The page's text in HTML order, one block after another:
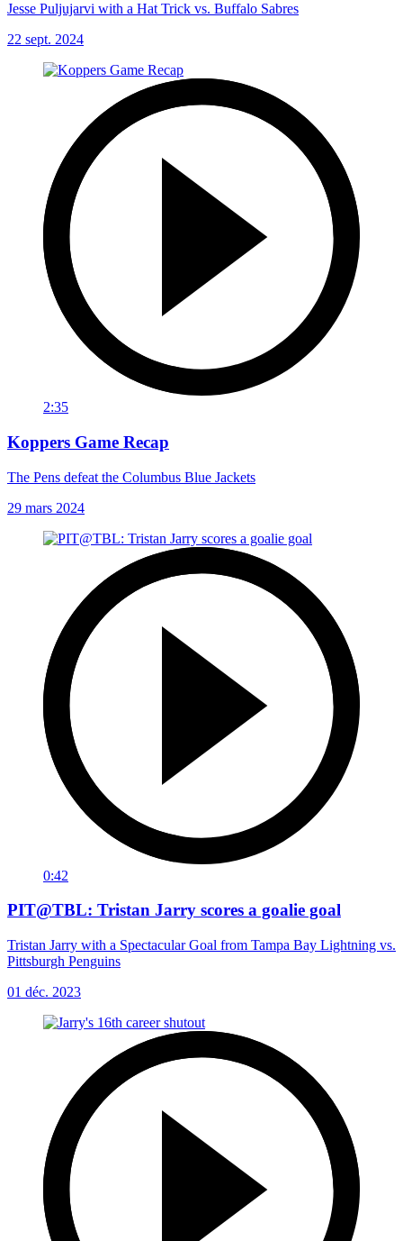
Jesse Puljujarvi with a Hat Trick vs. Buffalo Sabres
22 sept. 2024
2:35
Koppers Game Recap
The Pens defeat the Columbus Blue Jackets
29 mars 2024
0:42
PIT@TBL: Tristan Jarry scores a goalie goal
Tristan Jarry with a Spectacular Goal from Tampa Bay Lightning vs.
Pittsburgh Penguins
01 déc. 2023